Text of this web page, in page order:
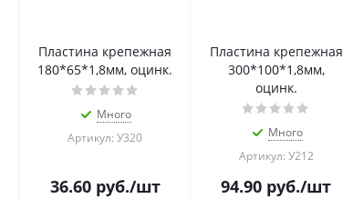
Пластина крепежная
180*65*1,8мм, оцинк.
Много
Артикул: У320
36.60руб./шт
Пластина крепежная
300*100*1,8мм,
оцинк.
Много
Артикул: У212
94.90 руб./шт